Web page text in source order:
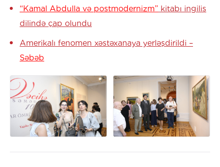
“Kamal Abdulla və postmodernizm” kitabı ingilis
dilində çap olundu
Amerikalı fenomen xəstəxanaya yerləşdirildi –
Səbəb